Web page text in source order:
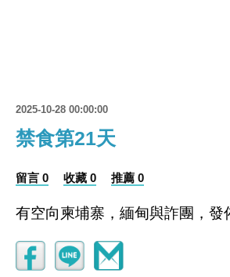
2025-10-28 00:00:00
禁食第21天
留言 0 收藏 0 推薦 0
有空向柬埔寨，緬甸與詐團，發